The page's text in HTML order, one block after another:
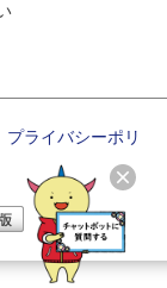
プライバシーポリ